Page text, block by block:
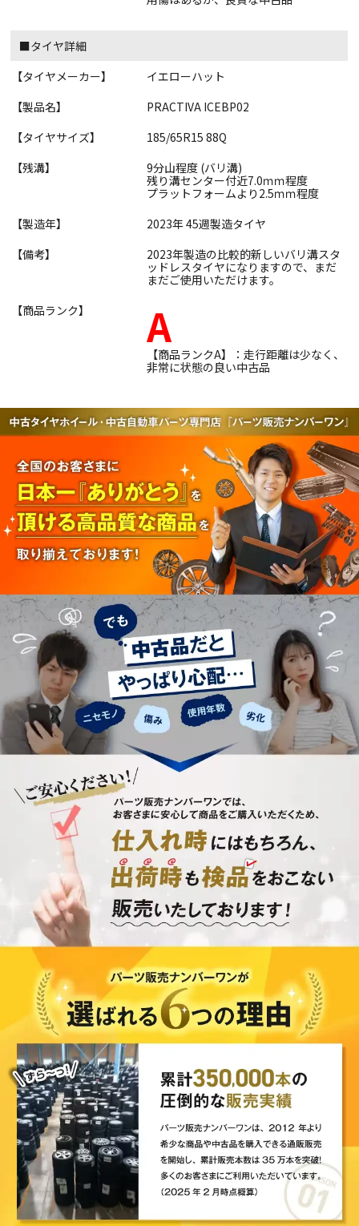
■タイヤ詳細
【タイヤメーカー】
イエローハット
【製品名】
PRACTIVA ICEBP02
【タイヤサイズ】
185/65R15 88Q
【残溝】
9分山程度 (バリ溝)
残り溝センター付近7.0ｍｍ程度
プラットフォームより2.5ｍｍ程度
【製造年】
2023年 45週製造タイヤ
【備考】
2023年製造の比較的新しいバリ溝スタ
ッドレスタイヤになりますので、まだ
まだご使用いただけます。
【商品ランク】
A
【商品ランクA】：走行距離は少なく、
非常に状態の良い中古品